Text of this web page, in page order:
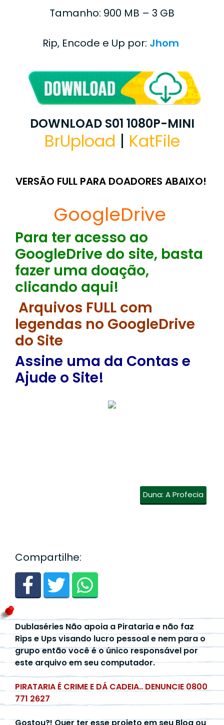
Tamanho: 900 MB – 3 GB
Rip, Encode e Up por: Jhom
DOWNLOAD S01 1080P-MINI
BrUpload | KatFile
VERSÃO FULL PARA DOADORES ABAIXO!
GoogleDrive
Para ter acesso ao
GoogleDrive do site, basta
fazer uma doação,
clicando aqui!
Arquivos FULL com
legendas no GoogleDrive
do Site
Assine uma da Contas e
Ajude o Site!
Duna: A Profecia
Compartilhe:
Dublaséries Não apoia a Pirataria e não faz
Rips e Ups visando lucro pessoal e nem para o
grupo então você é o único responsável por
este arquivo em seu computador.
PIRATARIA É CRIME E DÁ CADEIA.. DENUNCIE 0800
771 2627